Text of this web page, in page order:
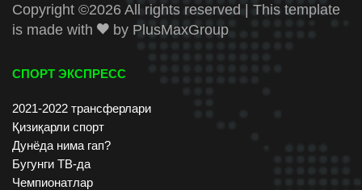
Copyright ©2026 All rights reserved | This template
is made with
by PlusMaxGroup
СПОРТ ЭКСПРЕСС
2021-2022 трансферлари
Қизиқарли спорт
Дунёда нима гап?
Бугунги ТВ-да
Чемпионатлар